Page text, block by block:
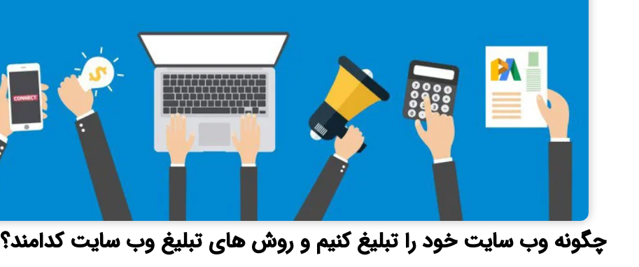
چگونه وب‌ سایت خود را تبلیغ کنیم و روش‌ های تبلیغ وب سایت کدامند؟